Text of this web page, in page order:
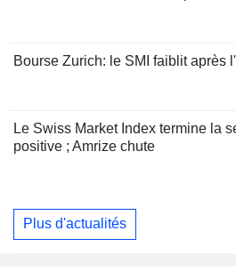
Bourse Zurich: le SMI faiblit après
Le Swiss Market Index termine la
positive ; Amrize chute
Plus d'actualités